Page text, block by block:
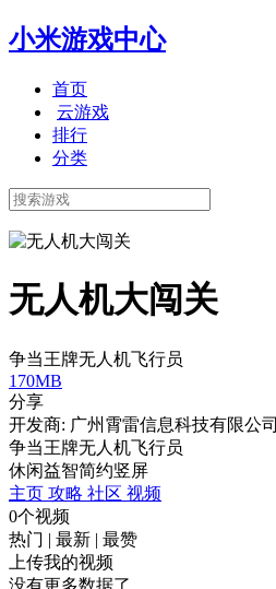
小米游戏中心
首页
云游戏
排行
分类
无人机大闯关
争当王牌无人机飞行员
170MB
分享
开发商: 广州霄雷信息科技有限公司
争当王牌无人机飞行员
休闲益智简约竖屏
主页 攻略 社区 视频
0个视频
热门 | 最新 | 最赞
上传我的视频
没有更多数据了....